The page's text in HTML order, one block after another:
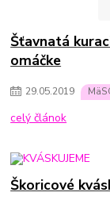
Šťavnatá
omáčke
29.05.2019
celý článok
Škoricové